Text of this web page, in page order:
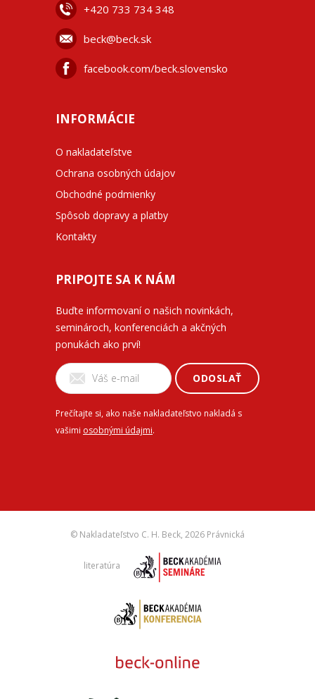
+420 733 734 348
beck@beck.sk
facebook.com/beck.slovensko
INFORMÁCIE
O nakladateľstve
Ochrana osobných údajov
Obchodné podmienky
Spôsob dopravy a platby
Kontakty
PRIPOJTE SA K NÁM
Buďte informovaní o našich novinkách,
seminároch, konferenciách a akčných
ponukách ako prví!
ODOSLAŤ
Prečítajte si, ako naše nakladateľstvo nakladá s
vašimi osobnými údajmi.
© Nakladateľstvo C. H. Beck, 2026 Právnická
literatúra